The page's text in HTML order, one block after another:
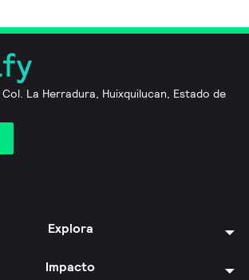
La Herradura, Huixquilucan, Estado de
Explora
Impacto